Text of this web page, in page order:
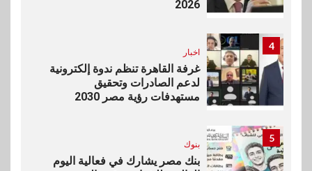
2026
4
اخبار
غرفة القاهرة تنظم ندوة إلكترونية
لدعم الصادرات وتحقيق
مستهدفات رؤية مصر 2030
5
بنوك
بنك مصر يشارك في فعالية اليوم